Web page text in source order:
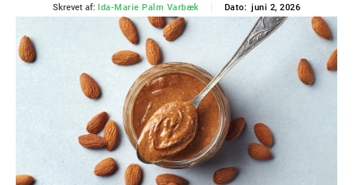
Skrevet af: Ida-Marie Palm Varbæk Dato: juni 2, 2026